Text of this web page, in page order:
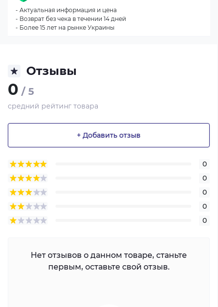
Отзывы
0 / 5
средний рейтинг товара
+ Добавить отзыв
0
0
0
0
0
Нет отзывов о данном товаре, станьте
первым, оставьте свой отзыв.
- Актуальная информация и цена
- Возврат без чека в течении 14 дней
- Более 15 лет на рынке Украины